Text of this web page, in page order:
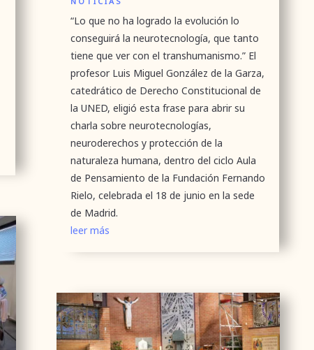
“Lo que no ha logrado la evolución lo
conseguirá la neurotecnología, que tanto
tiene que ver con el transhumanismo.” El
profesor Luis Miguel González de la Garza,
catedrático de Derecho Constitucional de
la UNED, eligió esta frase para abrir su
charla sobre neurotecnologías,
neuroderechos y protección de la
naturaleza humana, dentro del ciclo Aula
de Pensamiento de la Fundación Fernando
Rielo, celebrada el 18 de junio en la sede
de Madrid.
leer más